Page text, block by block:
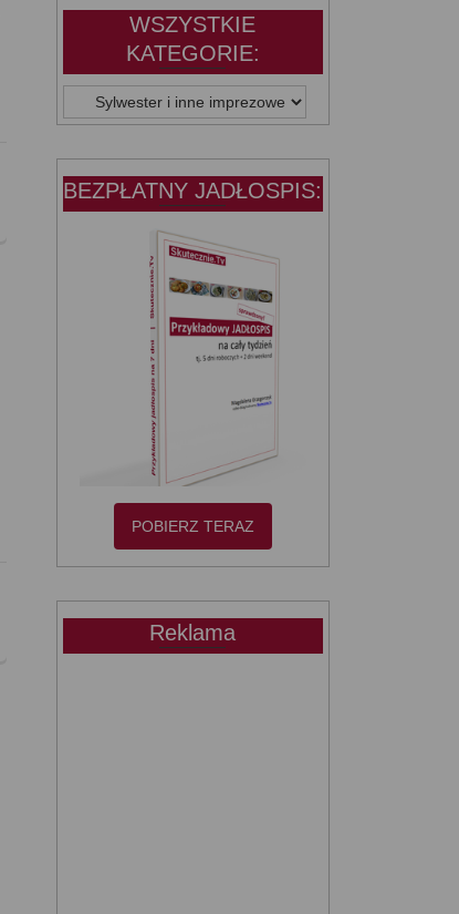
WSZYSTKIE
KATEGORIE:
WSZYSTKIE
KATEGORIE:
BEZPŁATNY JADŁOSPIS:
POBIERZ TERAZ
Reklama